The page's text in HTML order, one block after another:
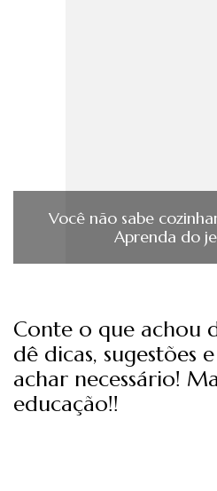
Você não sabe
Aprenda do
Conte o que achou
dê dicas, sugestões
achar necessário!
educação!!